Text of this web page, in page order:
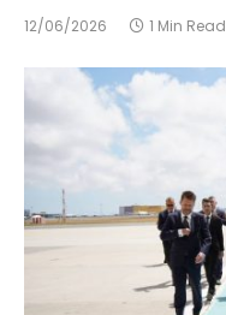
12/06/2026 1 Min Read